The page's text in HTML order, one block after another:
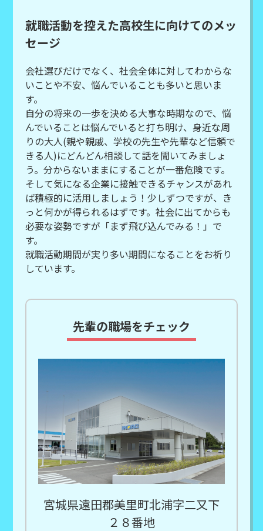
就職活動を控えた高校生に向けてのメッ
セージ
会社選びだけでなく、社会全体に対してわからな
いことや不安、悩んでいることも多いと思いま
す。
自分の将来の一歩を決める大事な時期なので、悩
んでいることは悩んでいると打ち明け、身近な周
りの大人(親や親戚、学校の先生や先輩など信頼で
きる人)にどんどん相談して話を聞いてみましょ
う。分からないままにすることが一番危険です。
そして気になる企業に接触できるチャンスがあれ
ば積極的に活用しましょう！少しずつですが、き
っと何かが得られるはずです。社会に出てからも
必要な姿勢ですが「まず飛び込んでみる！」で
す。
就職活動期間が実り多い期間になることをお祈り
しています。
先輩の職場をチェック
宮城県遠田郡美里町北浦字二又下
２８番地